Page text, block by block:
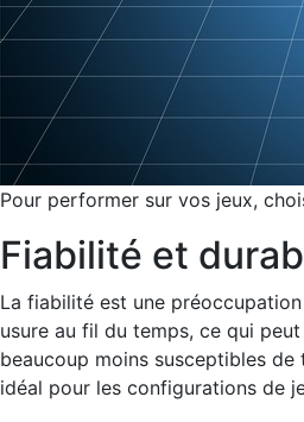
Pour performer sur vos jeux,
Fiabilité et
La fiabilité est une
usure au fil du temps, ce qui
beaucoup moins susceptibles
idéal pour les configurations de